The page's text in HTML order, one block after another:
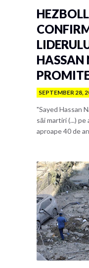
HASSAN
SEPTEMBER 28,
"Sayed Hassan
săi martiri (...) pe
aproape 40 de